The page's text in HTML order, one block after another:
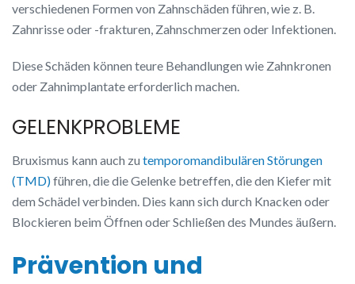
verschiedenen Formen von Zahnschäden führen, wie z. B.
Zahnrisse oder -frakturen, Zahnschmerzen oder Infektionen.
Diese Schäden können teure Behandlungen wie Zahnkronen
oder Zahnimplantate erforderlich machen.
GELENKPROBLEME
Bruxismus kann auch zu temporomandibulären Störungen
(TMD)führen, die die Gelenke betreffen, die den Kiefer mit
dem Schädel verbinden. Dies kann sich durch Knacken oder
Blockieren beim Öffnen oder Schließen des Mundes äußern.
Prävention und